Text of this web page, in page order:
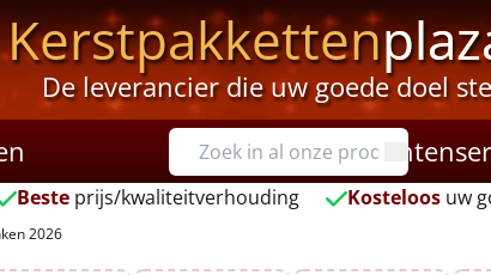
Kerstpakketten
De leverancier die uw goede doel
Besteprijs/kwaliteitverhouding Kosteloos uw
2026